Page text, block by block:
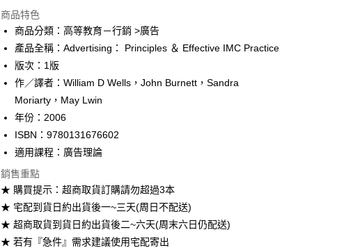
Apple Pay
Google Pay
ATM付款
運送方式
全家取貨付款
每筆NT$60
付款後全家取貨
每筆NT$60
7-11取貨付款
商品特色
商品分類：高等教育－行銷 >廣告
產品全稱：Advertising： Principles ＆ Effective IMC Practice
版次：1版
作／譯者：William D Wells，John Burnett，Sandra
Moriarty，May Lwin
年份：2006
ISBN：9780131676602
適用課程：廣告理論
銷售重點
★ 購買提示：超商取貨訂購請勿超過3本
★ 宅配到貨日約出貨後一~三天(周日不配送)
★ 超商取貨到貨日約出貨後二~六天(周末六日仍配送)
★ 若有『急件』需求建議使用宅配寄出